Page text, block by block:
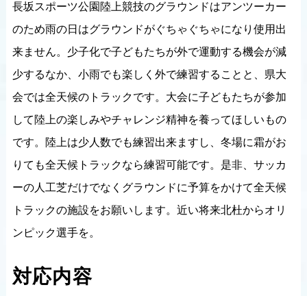
長坂スポーツ公園陸上競技のグラウンドはアンツーカー
のため雨の日はグラウンドがぐちゃぐちゃになり使用出
来ません。少子化で子どもたちが外で運動する機会が減
少するなか、小雨でも楽しく外で練習することと、県大
会では全天候のトラックです。大会に子どもたちが参加
して陸上の楽しみやチャレンジ精神を養ってほしいもの
です。陸上は少人数でも練習出来ますし、冬場に霜がお
りても全天候トラックなら練習可能です。是非、サッカ
ーの人工芝だけでなくグラウンドに予算をかけて全天候
トラックの施設をお願いします。近い将来北杜からオリ
ンピック選手を。
対応内容